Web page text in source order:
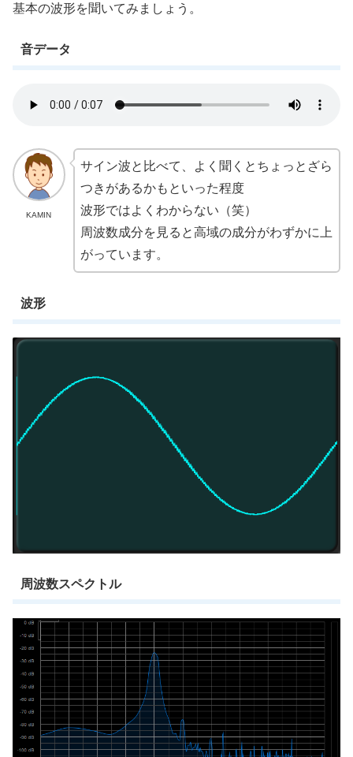
基本の波形を聞いてみましょう。
音データ
KAMIN
サイン波と比べて、よく聞くとちょっとざら
つきがあるかもといった程度
波形ではよくわからない（笑）
周波数成分を見ると高域の成分がわずかに上
がっています。
波形
周波数スペクトル